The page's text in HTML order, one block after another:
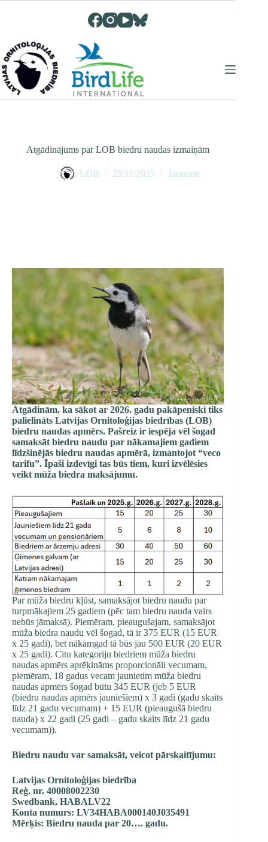
Atgādinājums par LOB biedru naudas izmaiņām
LOB 25/11/2025 Jaunumi
Atgādinām, ka sākot ar 2026. gadu pakāpeniski tiks
palielināts Latvijas Ornitoloģijas biedrības (LOB)
bied­ru naudas apmērs. Pašreiz ir iespēja vēl šogad
samaksāt biedru naudu par nākamajiem gadiem
līdzšinējās biedru naudas apmērā, izmantojot “veco
tarifu”. Īpaši izdevīgi tas būs tiem, kuri izvēlēsies
veikt mūža biedra maksājumu.
Par mūža biedru kļūst, samaksājot biedru naudu par
turpmākajiem 25 gadiem (pēc tam biedru nauda vairs
nebūs jāmaksā). Piemēram, pieaugušajam, samaksājot
mūža biedra naudu vēl šogad, tā ir 375 EUR (15 EUR
x 25 gadi), bet nākamgad tā būs jau 500 EUR (20 EUR
x 25 gadi). Citu kategoriju biedriem mūža biedru
naudas apmērs aprēķināms proporcionāli vecumam,
piemēram, 18 gadus vecam jaunietim mūža biedru
naudas apmērs šogad būtu 345 EUR (jeb 5 EUR
(biedru naudas apmērs jauniešiem) x 3 gadi (gadu skaits
līdz 21 gadu vecumam) + 15 EUR (pieaugušā biedru
nauda) x 22 gadi (25 gadi – gadu skaits līdz 21 gadu
vecumam)).
Biedru naudu var samaksāt, veicot pārskaitījumu:
Latvijas Ornitoloģijas biedrība
Reģ. nr. 40008002230
Swedbank, HABALV22
Konta numurs: LV34HABA000140J035491
Mērķis: Biedru nauda par 20…. gadu.